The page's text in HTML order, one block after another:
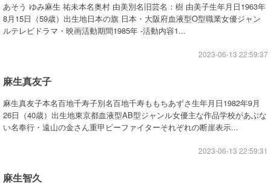
あそう ゆみ麻生 祐未本名奥村 由美別名旧芸名：樹 由美子生年月日1963年
8月15日（59歳）出生地日本の旗 日本・大阪府血液型O型職業女優ジャン
ルテレビドラマ・映画活動期間1985年 -活動内容1...
2023-06-13 22:59:37
麻生真友子
麻生真友子本名百地千寿子別名百地千寿ももちあずさ生年月日1982年9月
26日（40歳）出生地東京都血液型AB型ジャンル女優主な作品学校があぶな
い名奉行・遠山の金さん重甲ビーファイターそれぞれの断崖表示...
2023-06-13 22:59:31
麻生智久